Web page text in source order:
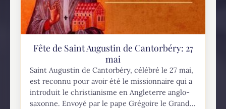
Fête de Saint Augustin de Cantorbéry: 27
mai
Saint Augustin de Cantorbéry, célébré le 27 mai,
est reconnu pour avoir été le missionnaire qui a
introduit le christianisme en Angleterre anglo-
saxonne. Envoyé par le pape Grégoire le Grand...